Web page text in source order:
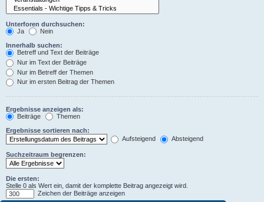
Unterforen durchsuchen:
Ja
Nein
Innerhalb suchen:
Betreff und Text der Beiträge
Nur im Text der Beiträge
Nur im Betreff der Themen
Nur im ersten Beitrag der Themen
Ergebnisse anzeigen als:
Beiträge
Themen
Ergebnisse sortieren nach:
Aufsteigend
Absteigend
Suchzeitraum begrenzen:
Die ersten:
Stelle 0 als Wert ein, damit der komplette Beitrag angezeigt wird.
Zeichen der Beiträge anzeigen